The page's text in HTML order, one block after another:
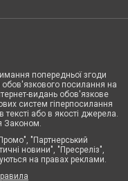
попередньої згоди
посилання на
видань обов'язкове
систем гіперпосилання
тексті або в якості джерела.
Законом.
"Партнерський
новини", "Пресреліз",
на правах реклами.